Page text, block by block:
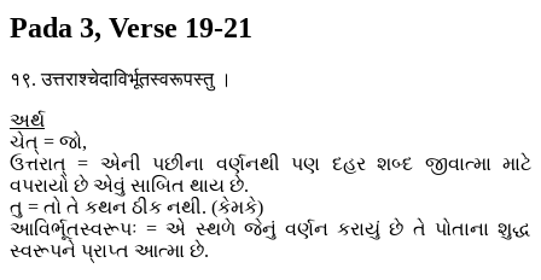
Pada 3, Verse 19-21
१९. उत्तराश्चेदाविर्भूतस्वरूपस्तु ।
અર્થ
ચેત્ = જો,
ઉત્તરાત્ = એની પછીના વર્ણનથી પણ દહર શબ્દ જીવાત્મા માટે
વપરાયો છે એવું સાબિત થાય છે.
તુ = તો તે કથન ઠીક નથી. (કેમકે)
આવિર્ભૂતસ્વરૂપઃ = એ સ્થળે જેનું વર્ણન કરાયું છે તે પોતાના શુદ્ધ
સ્વરૂપને પ્રાપ્ત આત્મા છે.